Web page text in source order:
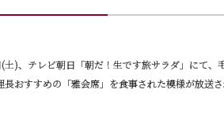
土)、テレビ朝日「朝だ！生です旅サラダ」にて
長おすすめの「雅会席」を食事された模様が放送